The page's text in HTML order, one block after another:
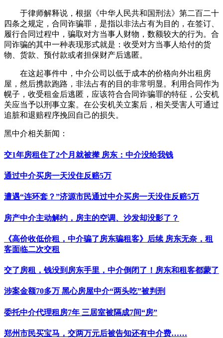
于律师解释说，根据《中华人民共和国刑法》第二百二十
四条之规定，合同诈骗罪，是指以非法占有为目的，在签订、
履行合同过程中，骗取对方当事人财物，数额较大的行为。合
同诈骗的其中一种表现形式就是：收受对方当事人给付的货
物、货款、预付款或者担保财产后逃匿。
在这起事件中，中介公司以低于成本的价格向外出租房
屋，然后携款跑路，非法占有的目的非常明显。利用合同作为
幌子，收受租金后逃匿，应该符合合同诈骗罪的特征，公安机
关应当予以刑事立案。在公安机关立案后，相关受害人可通过
追脏和退赔程序挽回自己的损失。
黑中介相关新闻：
交1年房租住了2个月就被撵 房东：中介没给我钱
通过中介买房一天没住反赔5万
遭遇“连环套？”济源市民通过中介买房一天没住反赔5万
房产中介主动解约，房主的空调、沙发却没影了？
《高价收低价租，中介骗了房东骗租客》后续 房东无奈，租
客面临二次交租
交了房租，钱没到房东手里，中介倒闭了！房东和租客都蒙了
涉案金额70多万 黑心房屋中介“两头吃”被判刑
委托中介代理租房7年 三居室被隔成7间“房”
郑州市民买宝马，交两万元后被告知还有中介费……